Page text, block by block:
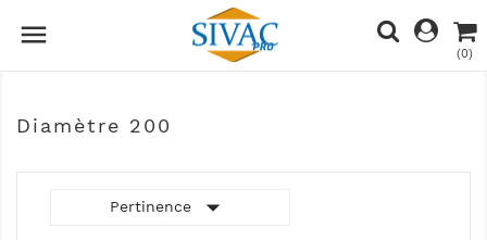

(0)
Diamètre 200
Pertinence 